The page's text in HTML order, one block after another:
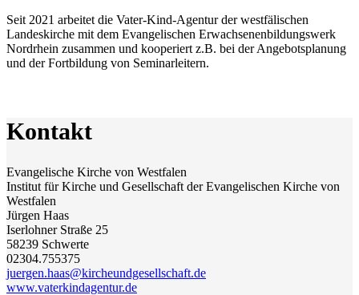
Seit 2021 arbeitet die Vater-Kind-Agentur der westfälischen
Landeskirche mit dem Evangelischen Erwachsenenbildungswerk
Nordrhein zusammen und kooperiert z.B. bei der Angebotsplanung
und der Fortbildung von Seminarleitern.
Kontakt
Evangelische Kirche von Westfalen
Institut für Kirche und Gesellschaft der Evangelischen Kirche von
Westfalen
Jürgen Haas
Iserlohner Straße 25
58239 Schwerte
02304.755375
juergen.haas@kircheundgesellschaft.de
www.vaterkindagentur.de